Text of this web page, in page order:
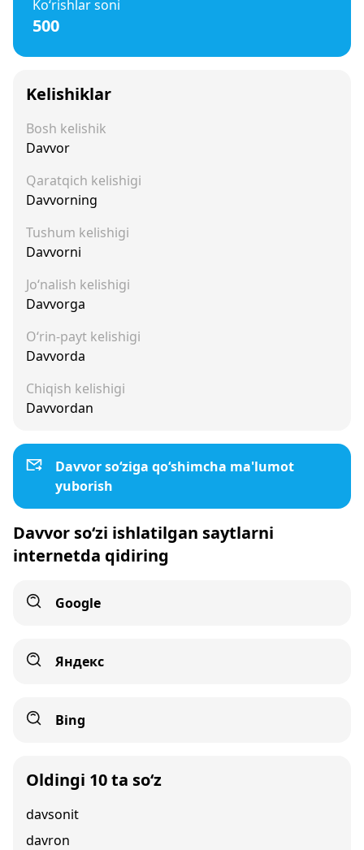
Ko‘rishlar soni
500
Kelishiklar
Bosh kelishik
Davvor
Qaratqich kelishigi
Davvorning
Tushum kelishigi
Davvorni
Jo‘nalish kelishigi
Davvorga
O‘rin-payt kelishigi
Davvorda
Chiqish kelishigi
Davvordan
Davvor so‘ziga qo‘shimcha ma'lumot
yuborish
Davvor so‘zi ishlatilgan saytlarni
internetda qidiring
Google
Яндекс
Bing
Oldingi 10 ta so‘z
davsonit
davron